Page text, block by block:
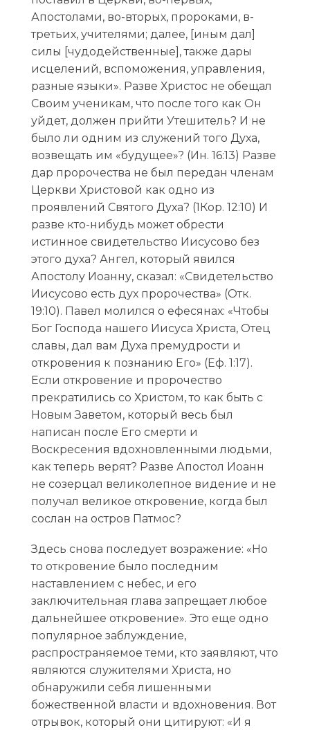
Апостолами, во-вторых, пророками, в-
третьих, учителями; далее, [иным дал]
силы [чудодейственные], также дары
исцелений, вспоможения, управления,
разные языки». Разве Христос не обещал
Своим ученикам, что после того как Он
уйдет, должен прийти Утешитель? И не
было ли одним из служений того Духа,
возвещать им «будущее»? (Ин. 16:13) Разве
дар пророчества не был передан членам
Церкви Христовой как одно из
проявлений Святого Духа? (1Кор. 12:10) И
разве кто-нибудь может обрести
истинное свидетельство Иисусово без
этого духа? Ангел, который явился
Апостолу Иоанну, сказал: «Свидетельство
Иисусово есть дух пророчества» (Отк.
19:10). Павел молился о ефесянах: «Чтобы
Бог Господа нашего Иисуса Христа, Отец
славы, дал вам Духа премудрости и
откровения к познанию Его» (Еф. 1:17).
Если откровение и пророчество
прекратились со Христом, то как быть с
Новым Заветом, который весь был
написан после Его смерти и
Воскресения вдохновленными людьми,
как теперь верят? Разве Апостол Иоанн
не созерцал великолепное видение и не
получал великое откровение, когда был
сослан на остров Патмос?
Здесь снова последует возражение: «Но
то откровение было последним
наставлением с небес, и его
заключительная глава запрещает любое
дальнейшее откровение». Это еще одно
популярное заблуждение,
распространяемое теми, кто заявляют, что
являются служителями Христа, но
обнаружили себя лишенными
божественной власти и вдохновения. Вот
отрывок, который они цитируют: «И я